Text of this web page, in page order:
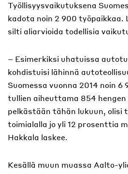
Työllisyysvaikutuksena
kadota noin 2 900
silti aliarvioida todellisia
– Esimerkiksi uhatuissa
kohdistuisi lähinnä
Suomessa vuonna 2014 noin
tullien aiheuttama 854
pelkästään tähän lukuun, olisi
toimialalla jo yli 12 prosenttia
Hakkala laskee.
Kesällä muun muassa Aalto-